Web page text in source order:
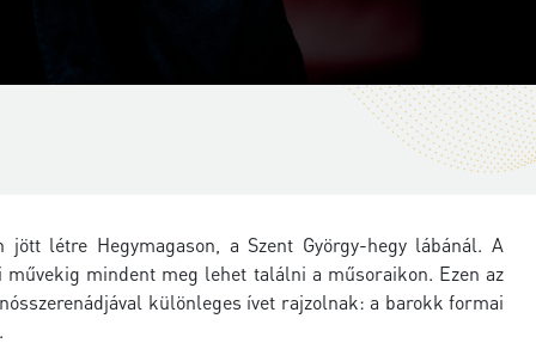
létre Hegymagason, a Szent György-hegy lábánál. A
művekig mindent meg lehet találni a műsoraikon. Ezen az
különleges ívet rajzolnak: a barokk formai